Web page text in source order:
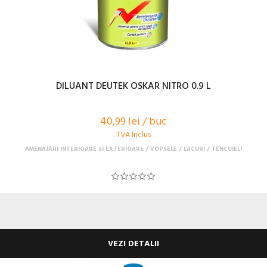
DILUANT DEUTEK OSKAR NITRO 0.9 L
40,99 lei / buc
TVA Inclus
AMENAJARI INTERIOARE SI EXTERIOARE VOPSELE / LACURI / TENCUIELI
VEZI DETALII